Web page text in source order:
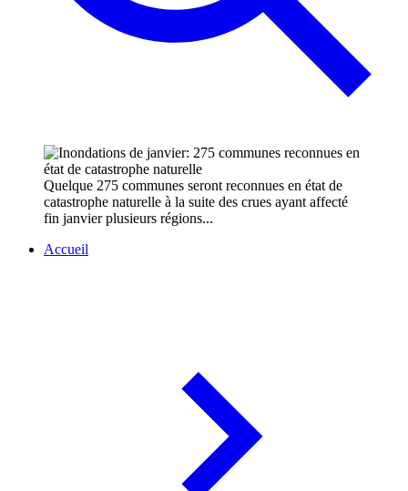
Quelque 275 communes seront reconnues en état de
catastrophe naturelle à la suite des crues ayant affecté
fin janvier plusieurs régions...
Accueil